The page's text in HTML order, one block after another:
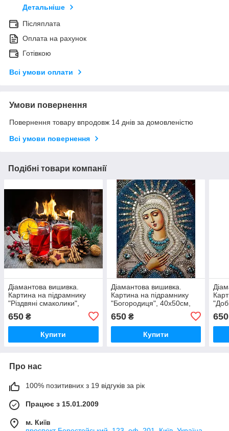
Детальніше
Післяплата
Оплата на рахунок
Готівкою
Всі умови оплати
Умови повернення
Повернення товару впродовж 14 днів за домовленістю
Всі умови повернення
Подібні товари компанії
Діамантова вишивка.
Картина на підрамнику
"Різдвяні смаколики",
стрази
650 ₴
Купити
Діамантова вишивка.
Картина на підрамнику
"Богородиця", 40х50см,
650₴
Купити
650
Про нас
100% позитивних з 19 відгуків за рік
Працює з 15.01.2009
м. Київ